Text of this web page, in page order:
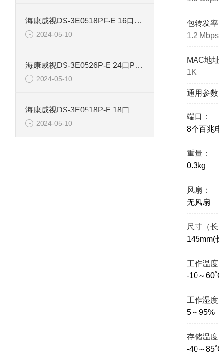
海康威视DS-3E0518PF-E 16口智能POE千兆交换机
2024-05-10
海康威视DS-3E0526P-E 24口POE千兆智能交换机
2024-05-10
海康威视DS-3E0518P-E 18口千兆POE交换机
2024-05-10
包转发
1.2 Mbps
MAC地
1K
通用参数
端口：
8个百兆
重量：
0.3kg
风扇：
无风扇
尺寸（
145mm(
工作温
-10～
工作湿
5～95%
存储温
-40～